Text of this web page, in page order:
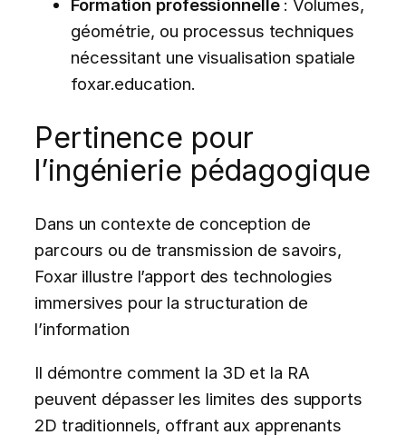
Formation professionnelle: Volumes,
géométrie, ou processus techniques
nécessitant une visualisation spatiale
foxar.education.
Pertinence pour
l’ingénierie pédagogique
Dans un contexte de conception de
parcours ou de transmission de savoirs,
Foxar illustre l’apport des technologies
immersives pour la structuration de
l’information
Il démontre comment la 3D et la RA
peuvent dépasser les limites des supports
2D traditionnels, offrant aux apprenants